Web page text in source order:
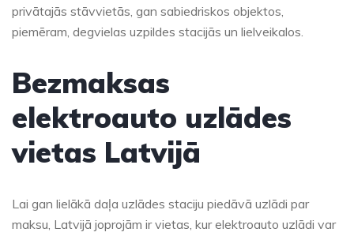
privātajās stāvvietās, gan sabiedriskos objektos,
piemēram, degvielas uzpildes stacijās un lielveikalos.
Bezmaksas
elektroauto uzlādes
vietas Latvijā
Lai gan lielākā daļa uzlādes staciju piedāvā uzlādi par
maksu, Latvijā joprojām ir vietas, kur elektroauto uzlādi var